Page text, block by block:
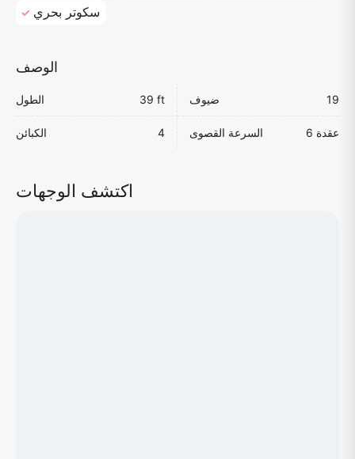
سكوتر بحري
الوصف
الطول 39 ft ضيوف 19
الكبائن 4 السرعة القصوى 6 عقدة
اكتشف الوجهات